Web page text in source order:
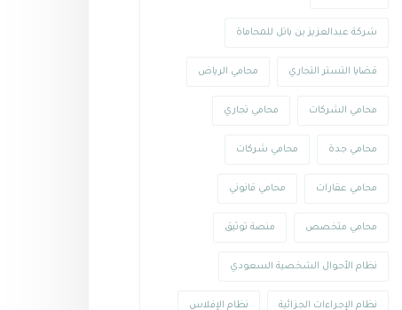
شركة عبدالعزيز بن باتل للمحاماة
قضايا التستر التجاري محامي الرياض
محامي الشركات محامي تجاري
محامي جدة محامي شركات
محامي عقارات محامي قانوني
محامي متخصص منصة توثيق
نظام الأحوال الشخصية السعودي
نظام الإجراءات الجزائية نظام الإفلاس